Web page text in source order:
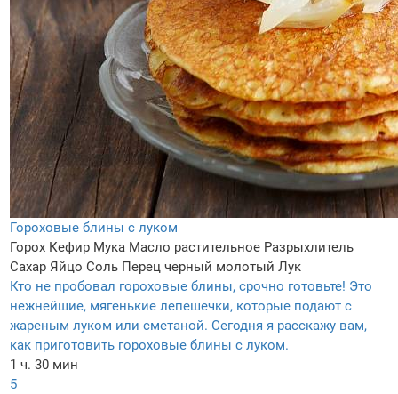
Гороховые блины с луком
Горох Кефир Мука Масло растительное Разрыхлитель
Сахар Яйцо Соль Перец черный молотый Лук
Кто не пробовал гороховые блины, срочно готовьте! Это
нежнейшие, мягенькие лепешечки, которые подают с
жареным луком или сметаной. Сегодня я расскажу вам,
как приготовить гороховые блины с луком.
1 ч. 30 мин
5